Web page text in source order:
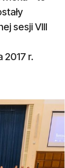
sesji VIII
r.